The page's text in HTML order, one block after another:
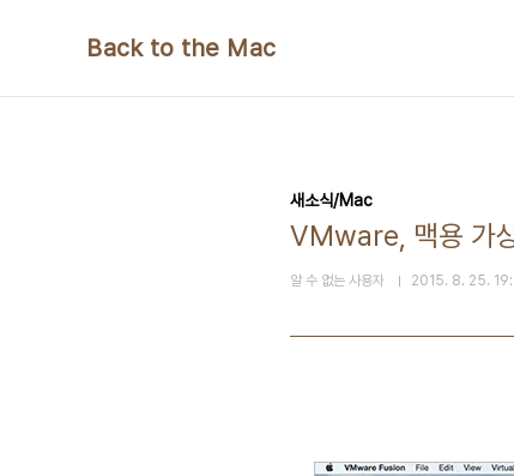
Back to the Mac
새소식/Mac
VMware, 맥용 가
알 수 없는 사용자 2015. 8. 25.